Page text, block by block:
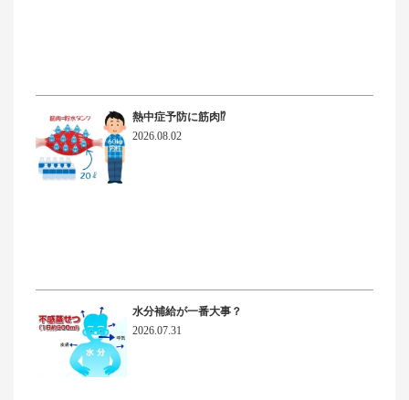
熱中症予防に筋肉⁉
2026.08.02
水分補給が一番大事？
2026.07.31